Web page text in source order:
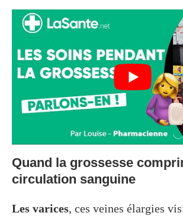
Quand la grossesse
circulation sanguine
Les varices, ces veines élargies